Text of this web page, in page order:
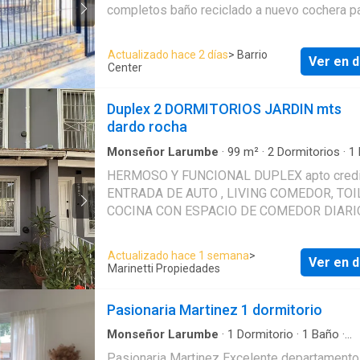
completos baño reciclado a nuevo cochera
buena ubicación a una cuadra de Acá.
residencial y tranquila
Actualizado hace 2 días> Barrio
Center
Ver en
Duplex 2 DORMITORIOS JARDIN mts
dardo rocha
Monseñor Larumbe · 99 m² · 2 Dormitorios · 1
· Jardín·Gas natural·Cuarto de servicio
HERMOSO Y FUNCIONAL DUPLEX apto
ENTRADA DE AUTO , LIVING COMEDOR,
COCINA CON ESPACIO DE COMEDOR
ESCALERA DE MADERA , PRIMER PISO:
AMPLIOS DORMITORIOS DE 4 X 3 APROX
PLACARD , Y BAÑO COMPLETO VARIOS
ROCHA , 9 CUADRAS DE PANAMERICANA ,
Actualizado hace 1 semana>
Marinetti Propiedades
Ver en
Pasionaria Martinez 1 dormitorio
Monseñor Larumbe · 1 Dormitorio · 1 Baño ·